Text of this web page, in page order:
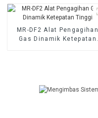
MR-DF2 Alat Pengagihan
Gas Dinamik Ketepatan